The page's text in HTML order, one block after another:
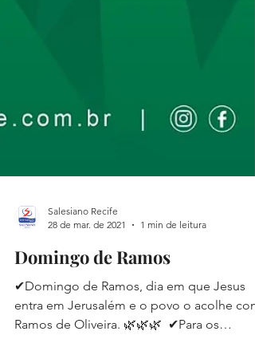
Salesiano Recife